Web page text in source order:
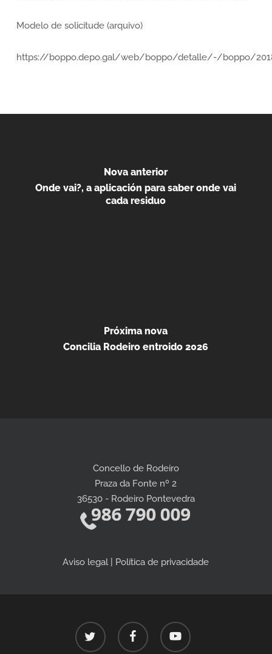
Modelo de solicitude (arquivo)
https://boppo.depo.gal/web/boppo/detalle/-/boppo/
Nova anterior
Onde vai?, a aplicación para saber onde vai
cada residuo
Próxima nova
Concilia Rodeiro entroido 2026
Concello de Rodeiro
Praza da Fonte nº 2
36530 - Rodeiro Pontevedra
Aviso legal | Política de privacidade
twitter facebook youtube